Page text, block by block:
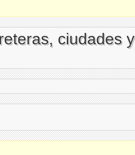
ciudades y